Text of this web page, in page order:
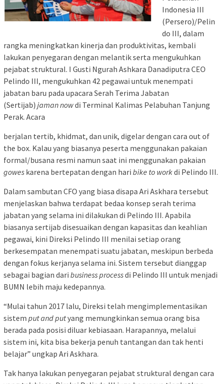
Indonesia III
(Persero)/Pelin
do III, dalam
rangka meningkatkan kinerja dan produktivitas, kembali
lakukan penyegaran dengan melantik serta mengukuhkan
pejabat struktural. I Gusti Ngurah Ashkara Danadiputra CEO
Pelindo III, mengukuhkan 42 pegawai untuk menempati
jabatan baru pada upacara Serah Terima Jabatan
(Sertijab) jaman nowdi Terminal Kalimas Pelabuhan Tanjung
Perak. Acara
berjalan tertib, khidmat, dan unik, digelar dengan cara out of
the box. Kalau yang biasanya peserta menggunakan pakaian
formal/busana resmi namun saat ini menggunakan pakaian
gowes karena bertepatan dengan hari bike to workdi Pelindo III.
Dalam sambutan CFO yang biasa disapa Ari Askhara tersebut
menjelaskan bahwa terdapat bedaa konsep serah terima
jabatan yang selama ini dilakukan di Pelindo III. Apabila
biasanya sertijab disesuaikan dengan kapasitas dan keahlian
pegawai, kini Direksi Pelindo III menilai setiap orang
berkesempatan menempati suatu jabatan, meskipun berbeda
dengan fokus kerjanya selama ini. Sistem tersebut dianggap
sebagai bagian dari business processdi Pelindo III untuk menjadi
BUMN lebih maju kedepannya.
“Mulai tahun 2017 lalu, Direksi telah mengimplementasikan
sistem put andputyang memungkinkan semua orang bisa
berada pada posisi diluar kebiasaan. Harapannya, melalui
sistem ini, kita bisa bekerja penuh tantangan dan tak henti
belajar” ungkap Ari Askhara.
Tak hanya lakukan penyegaran pejabat struktural dengan cara